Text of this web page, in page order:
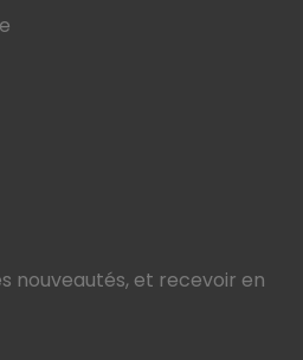
nouveautés, et recevoir en